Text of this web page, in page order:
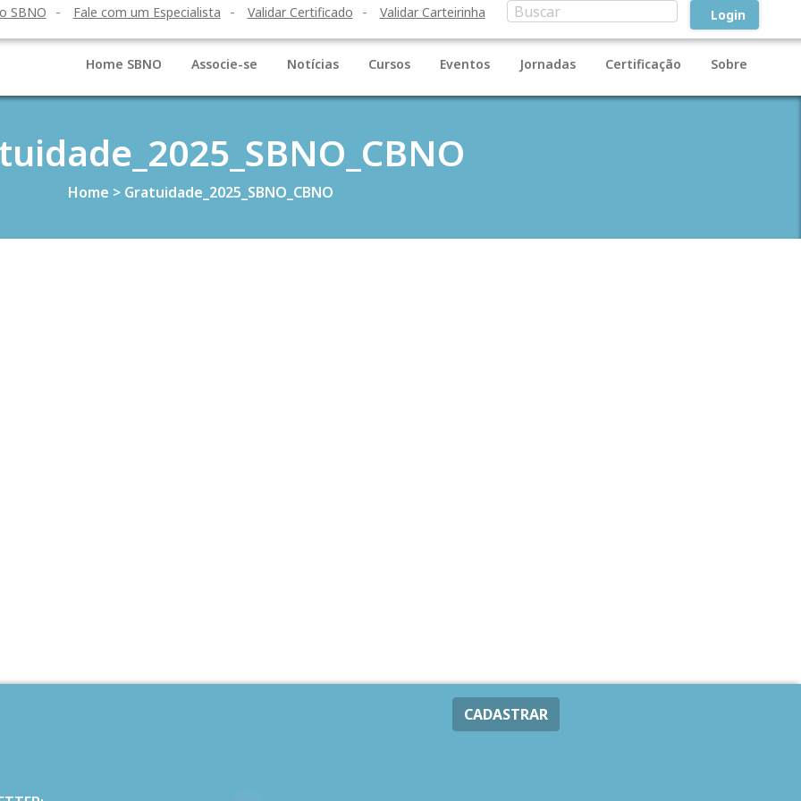
SBNO Fale com um Especialista Validar Certificado Validar Carteirinha Login
Home SBNO Associe-se Notícias Cursos Eventos Jornadas Certificação Sobre
Home > Gratuidade_2025_SBNO_CBNO
CADASTRAR